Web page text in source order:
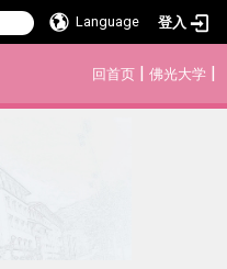
Language 登入
回首页 | 佛光大学 |